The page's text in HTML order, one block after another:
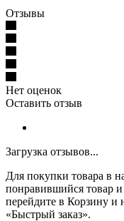
Отзывы
Нет оценок
Оставить отзыв
Загрузка отзывов...
Для покупки товара в
понравившийся товар и
перейдите в Корзину и
«Быстрый заказ».